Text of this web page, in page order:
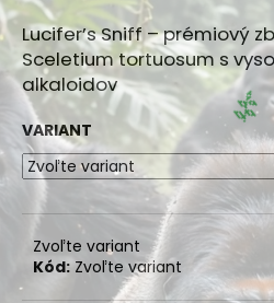
Lucifer’s Sniff – prémiový
Sceletium tortuosum s
alkaloidov
VARIANT
Zvoľte variant
Kód: Zvoľte variant
á
j
s
ť
?
HĽADAŤ